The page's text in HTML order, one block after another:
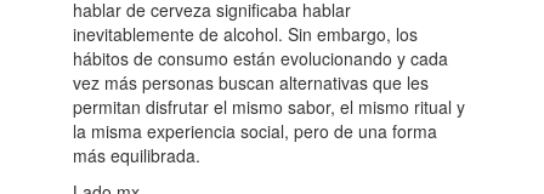
hablar de cerveza significaba hablar
inevitablemente de alcohol. Sin embargo, los
hábitos de consumo están evolucionando y cada
vez más personas buscan alternativas que les
permitan disfrutar el mismo sabor, el mismo ritual y
la misma experiencia social, pero de una forma
más equilibrada.